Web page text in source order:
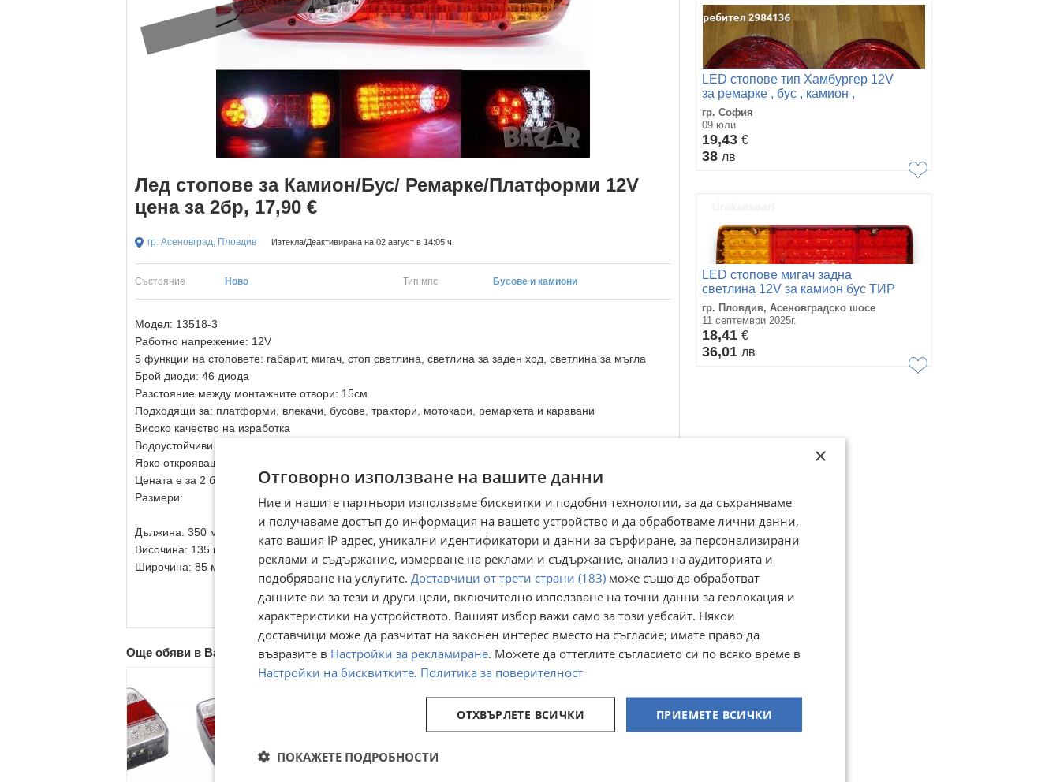
Лед стопове за Камион/Бус/ Ремарке/Платформи 12V
цена за 2бр, 17,90 €
гр. Асеновград, Пловдив Изтекла/Деактивирана на 02 август в 14:05 ч.
Състояние Ново Тип мпс Бусове и камиони
Модел: 13518-3
Работно напрежение: 12V
5 функции на стоповете: габарит, мигач, стоп светлина, светлина за заден ход, светлина за мъгла
Брой диоди: 46 диода
Разстояние между монтажните отвори: 15см
Подходящи за: платформи, влекачи, бусове, трактори, мотокари, ремаркета и каравани
Високо качество на изработка
Водоустойчиви
Ярко открояващи се от далеч за ясна видимост и безопасност
Цената е за 2 броя в комплект
Размери:
Дължина: 350 мм.
Височина: 135 мм.
Широчина: 85 мм.
131
Още обяви в Bazar.BG
LED стопове тип Хамбургер 12V
за ремарке , бус , камион ,
каравана и др.
гр. София
09 юли
19,43 €
38 лв
LED стопове мигач задна
светлина 12V за камион бус ТИР
ремарке
гр. Пловдив, Асеновградско шосе
11 септември 2025г.
18,41 €
36,01 лв
×
Отговорно използване на вашите данни
Ние и нашите партньори използваме бисквитки и подобни технологии, за да съхраняваме
и получаваме достъп до информация на вашето устройство и да обработваме лични данни,
като вашия IP адрес, уникални идентификатори и данни за сърфиране, за персонализирани
реклами и съдържание, измерване на реклами и съдържание, анализ на аудиторията и
подобряване на услугите. Доставчици от трети страни (183) може също да обработват
данните ви за тези и други цели, включително използване на точни данни за геолокация и
характеристики на устройството. Вашият избор важи само за този уебсайт. Някои
доставчици може да разчитат на законен интерес вместо на съгласие; имате право да
възразите в Настройки за рекламиране. Можете да оттеглите съгласието си по всяко време в
Настройки на бисквитките. Политика за поверителност
ПРИЕМЕТЕ ВСИЧКИ
ОТХВЪРЛЕТЕ ВСИЧКИ
ПОКАЖЕТЕ ПОДРОБНОСТИ